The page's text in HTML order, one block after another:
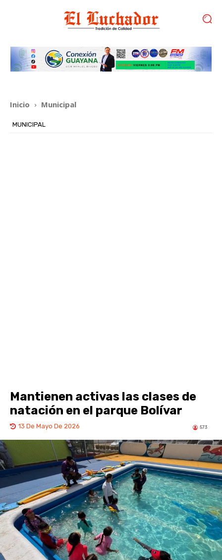
Inicio Municipal
MUNICIPAL
Mantienen activas las clases de
natación en el parque Bolívar
13 De Mayo De 2026 573